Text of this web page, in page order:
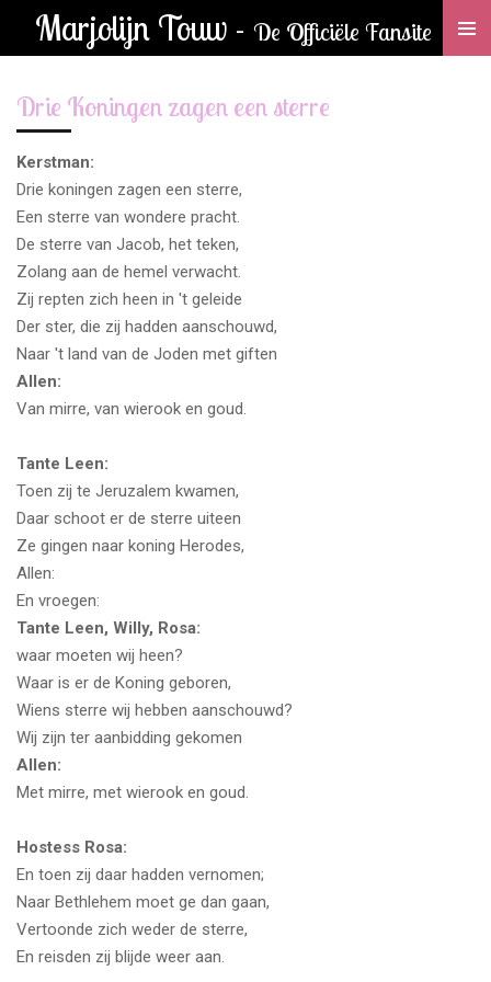
de
hoofdinhoud
Marjolijn Touw - De Officiële Fansite
Drie Koningen zagen een sterre
Kerstman:
Drie koningen zagen een sterre,
Een sterre van wondere pracht.
De sterre van Jacob, het teken,
Zolang aan de hemel verwacht.
Zij repten zich heen in 't geleide
Der ster, die zij hadden aanschouwd,
Naar 't land van de Joden met giften
Allen:
Van mirre, van wierook en goud.
Tante Leen:
Toen zij te Jeruzalem kwamen,
Daar schoot er de sterre uiteen
Ze gingen naar koning Herodes,
Allen:
En vroegen:
Tante Leen, Willy, Rosa:
waar moeten wij heen?
Waar is er de Koning geboren,
Wiens sterre wij hebben aanschouwd?
Wij zijn ter aanbidding gekomen
Allen:
Met mirre, met wierook en goud.
Hostess Rosa:
En toen zij daar hadden vernomen;
Naar Bethlehem moet ge dan gaan,
Vertoonde zich weder de sterre,
En reisden zij blijde weer aan.